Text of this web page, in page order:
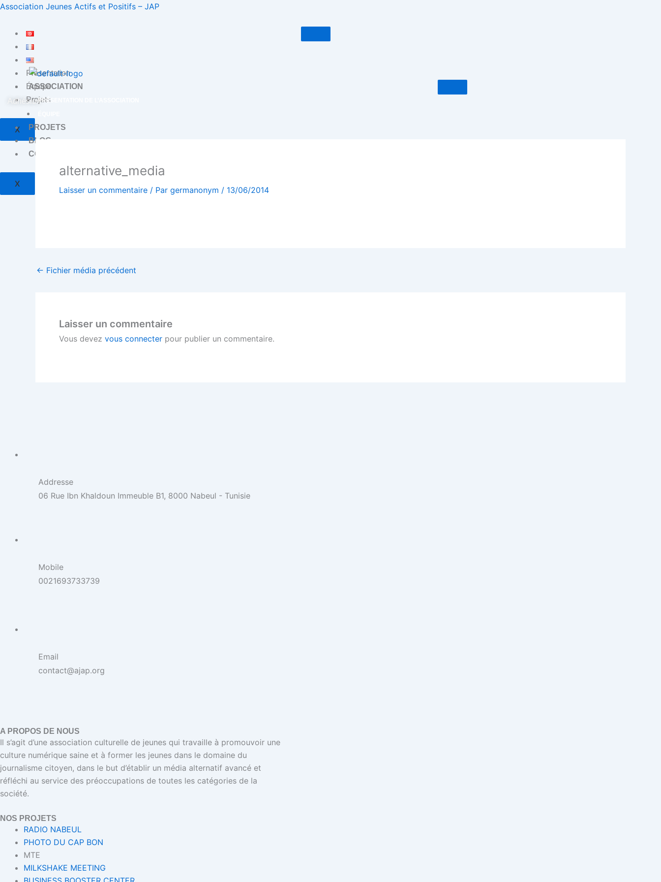
Aller
contenu
Association Jeunes Actifs et Positifs – JAP
Présentation
Équipe
Projets
X
ASSOCIATION
PRÉSENTATION DE L’ASSOCIATION
PROJETS
BLOG
CONTACT
X
Adhésion
alternative_media
Laisser un commentaire / Par germanonym / 13/06/2014
← Fichier média précédent
Laisser un commentaire
Vous devez vous connecter pour publier un commentaire.
Addresse
06 Rue Ibn Khaldoun Immeuble B1, 8000 Nabeul - Tunisie
Mobile
0021693733739
Email
contact@ajap.org
A PROPOS DE NOUS
Il s’agit d’une association culturelle de jeunes qui travaille à promouvoir une
culture numérique saine et à former les jeunes dans le domaine du
journalisme citoyen, dans le but d’établir un média alternatif avancé et
réfléchi au service des préoccupations de toutes les catégories de la
société.
NOS PROJETS
RADIO NABEUL
PHOTO DU CAP BON
MTE
MILKSHAKE MEETING